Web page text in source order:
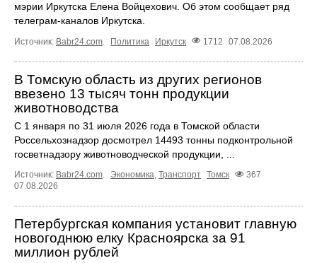
мэрии Иркутска Елена Войцехович. Об этом сообщает ряд
телеграм‑каналов Иркутска.
Источник: Babr24.com Политика Иркутск 1712 07.08.2026
В Томскую область из других регионов
ввезено 13 тысяч тонн продукции
животноводства
С 1 января по 31 июля 2026 года в Томской области
Россельхознадзор досмотрел 14493 тонны подконтрольной
госветнадзору животноводческой продукции, ...
Источник: Babr24.com Экономика Транспорт Томск
367
07.08.2026
Петербургская компания установит главную
новогоднюю елку Красноярска за 91
миллион рублей